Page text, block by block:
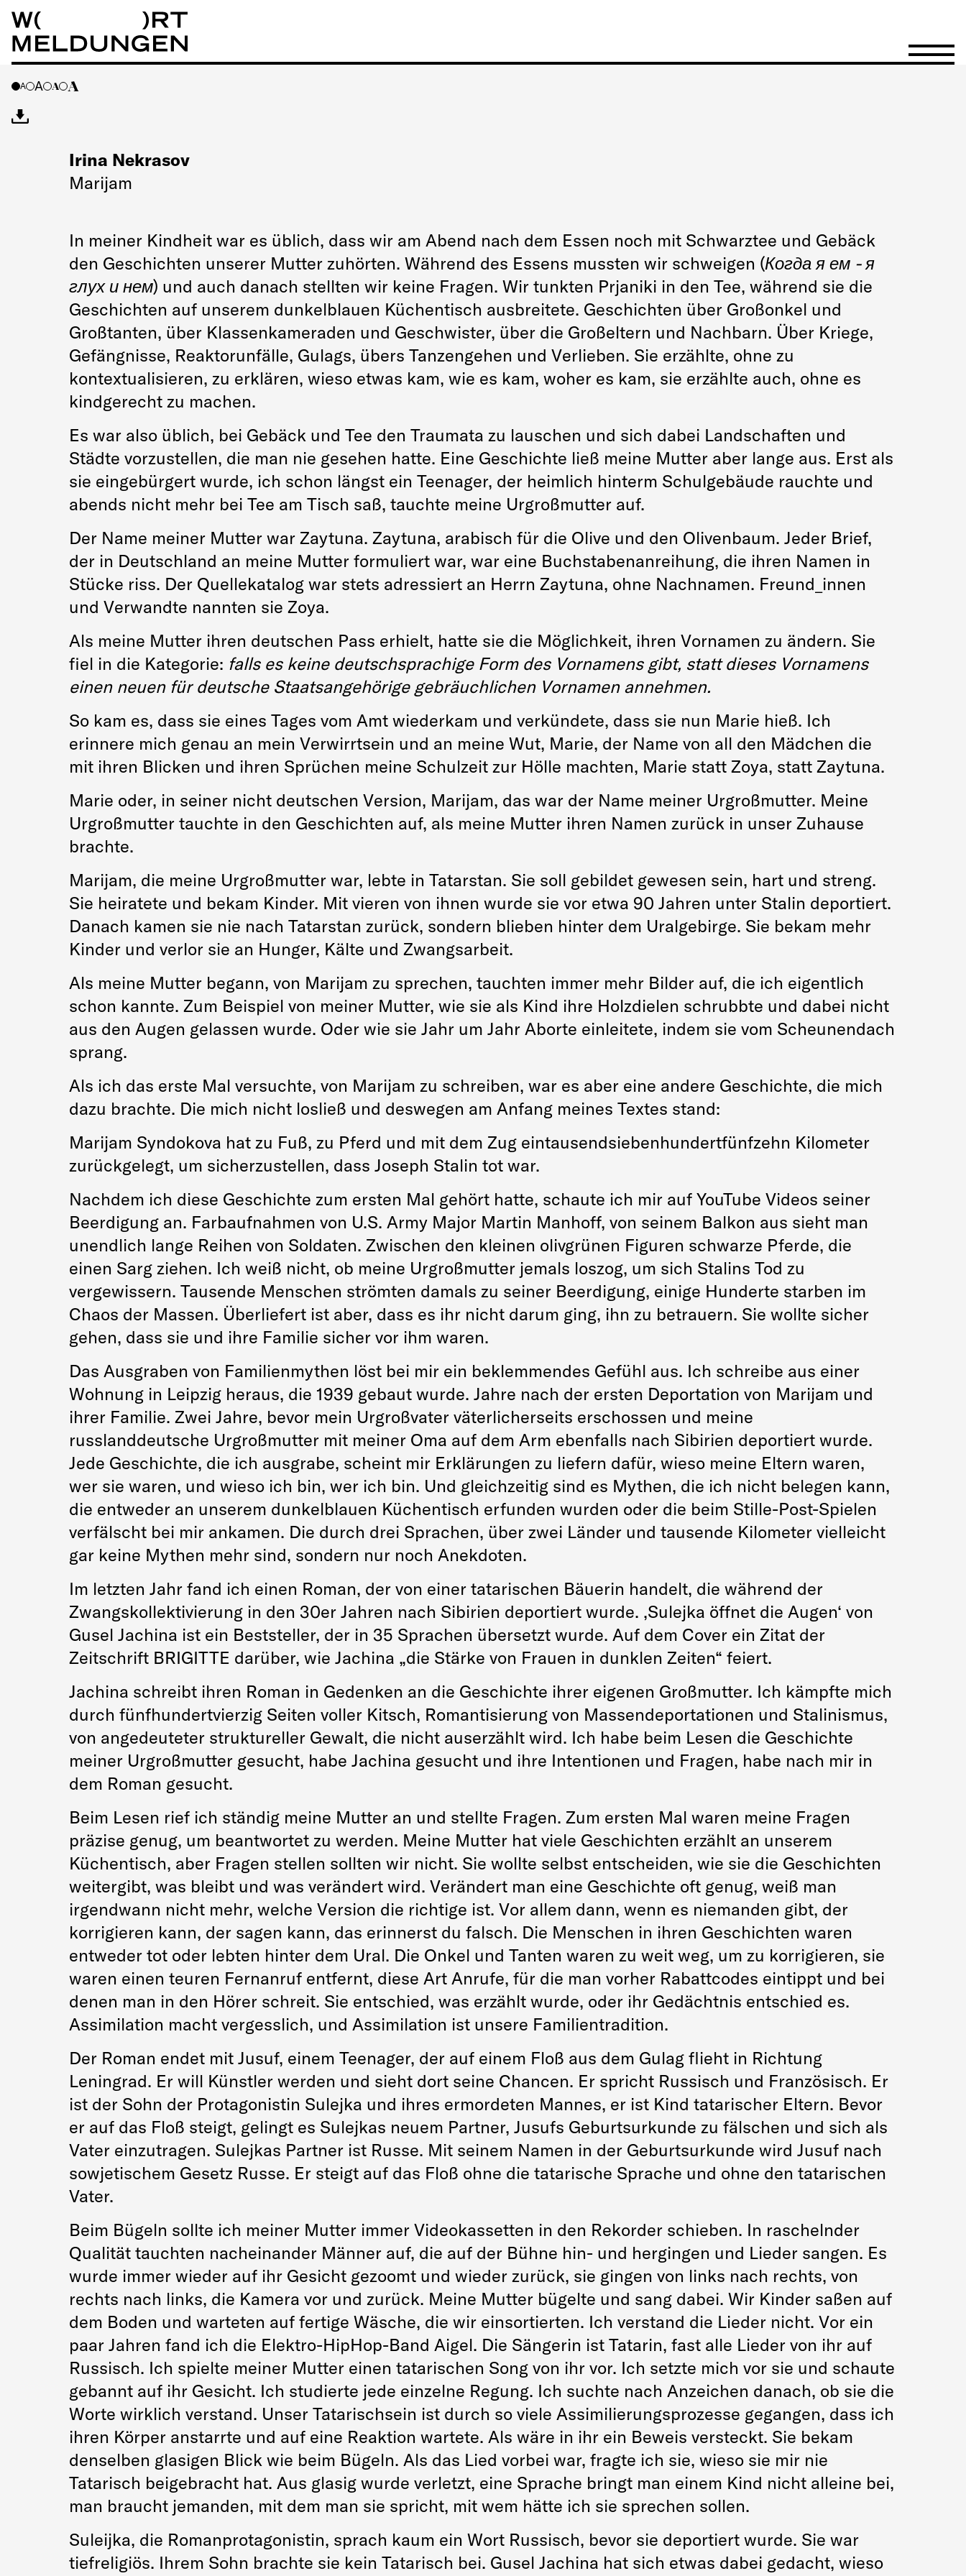
Wortmeldungen
A A A A
Irina Nekrasov
Marijam
In meiner Kindheit war es üblich, dass wir am Abend nach dem Essen noch mit Schwarztee und Gebäck
den Geschichten unserer Mutter zuhörten. Während des Essens mussten wir schweigen (Когда я ем - я
глух и нем) und auch danach stellten wir keine Fragen. Wir tunkten Prjaniki in den Tee, während sie die
Geschichten auf unserem dunkelblauen Küchentisch ausbreitete. Geschichten über Großonkel und
Großtanten, über Klassenkameraden und Geschwister, über die Großeltern und Nachbarn. Über Kriege,
Gefängnisse, Reaktorunfälle, Gulags, übers Tanzengehen und Verlieben. Sie erzählte, ohne zu
kontextualisieren, zu erklären, wieso etwas kam, wie es kam, woher es kam, sie erzählte auch, ohne es
kindgerecht zu machen.
Es war also üblich, bei Gebäck und Tee den Traumata zu lauschen und sich dabei Landschaften und
Städte vorzustellen, die man nie gesehen hatte. Eine Geschichte ließ meine Mutter aber lange aus. Erst als
sie eingebürgert wurde, ich schon längst ein Teenager, der heimlich hinterm Schulgebäude rauchte und
abends nicht mehr bei Tee am Tisch saß, tauchte meine Urgroßmutter auf.
Der Name meiner Mutter war Zaytuna. Zaytuna, arabisch für die Olive und den Olivenbaum. Jeder Brief,
der in Deutschland an meine Mutter formuliert war, war eine Buchstabenanreihung, die ihren Namen in
Stücke riss. Der Quellekatalog war stets adressiert an Herrn Zaytuna, ohne Nachnamen. Freund_innen
und Verwandte nannten sie Zoya.
Als meine Mutter ihren deutschen Pass erhielt, hatte sie die Möglichkeit, ihren Vornamen zu ändern. Sie
fiel in die Kategorie: falls es keine deutschsprachige Form des Vornamens gibt, statt dieses Vornamens
einen neuen für deutsche Staatsangehörige gebräuchlichen Vornamen annehmen.
So kam es, dass sie eines Tages vom Amt wiederkam und verkündete, dass sie nun Marie hieß. Ich
erinnere mich genau an mein Verwirrtsein und an meine Wut, Marie, der Name von all den Mädchen die
mit ihren Blicken und ihren Sprüchen meine Schulzeit zur Hölle machten, Marie statt Zoya, statt Zaytuna.
Marie oder, in seiner nicht deutschen Version, Marijam, das war der Name meiner Urgroßmutter. Meine
Urgroßmutter tauchte in den Geschichten auf, als meine Mutter ihren Namen zurück in unser Zuhause
brachte.
Marijam, die meine Urgroßmutter war, lebte in Tatarstan. Sie soll gebildet gewesen sein, hart und streng.
Sie heiratete und bekam Kinder. Mit vieren von ihnen wurde sie vor etwa 90 Jahren unter Stalin deportiert.
Danach kamen sie nie nach Tatarstan zurück, sondern blieben hinter dem Uralgebirge. Sie bekam mehr
Kinder und verlor sie an Hunger, Kälte und Zwangsarbeit.
Als meine Mutter begann, von Marijam zu sprechen, tauchten immer mehr Bilder auf, die ich eigentlich
schon kannte. Zum Beispiel von meiner Mutter, wie sie als Kind ihre Holzdielen schrubbte und dabei nicht
aus den Augen gelassen wurde. Oder wie sie Jahr um Jahr Aborte einleitete, indem sie vom Scheunendach
sprang.
Als ich das erste Mal versuchte, von Marijam zu schreiben, war es aber eine andere Geschichte, die mich
dazu brachte. Die mich nicht losließ und deswegen am Anfang meines Textes stand:
Marijam Syndokova hat zu Fuß, zu Pferd und mit dem Zug eintausendsiebenhundertfünfzehn Kilometer
zurückgelegt, um sicherzustellen, dass Joseph Stalin tot war.
Nachdem ich diese Geschichte zum ersten Mal gehört hatte, schaute ich mir auf YouTube Videos seiner
Beerdigung an. Farbaufnahmen von U.S. Army Major Martin Manhoff, von seinem Balkon aus sieht man
unendlich lange Reihen von Soldaten. Zwischen den kleinen olivgrünen Figuren schwarze Pferde, die
einen Sarg ziehen. Ich weiß nicht, ob meine Urgroßmutter jemals loszog, um sich Stalins Tod zu
vergewissern. Tausende Menschen strömten damals zu seiner Beerdigung, einige Hunderte starben im
Chaos der Massen. Überliefert ist aber, dass es ihr nicht darum ging, ihn zu betrauern. Sie wollte sicher
gehen, dass sie und ihre Familie sicher vor ihm waren.
Das Ausgraben von Familienmythen löst bei mir ein beklemmendes Gefühl aus. Ich schreibe aus einer
Wohnung in Leipzig heraus, die 1939 gebaut wurde. Jahre nach der ersten Deportation von Marijam und
ihrer Familie. Zwei Jahre, bevor mein Urgroßvater väterlicherseits erschossen und meine
russlanddeutsche Urgroßmutter mit meiner Oma auf dem Arm ebenfalls nach Sibirien deportiert wurde.
Jede Geschichte, die ich ausgrabe, scheint mir Erklärungen zu liefern dafür, wieso meine Eltern waren,
wer sie waren, und wieso ich bin, wer ich bin. Und gleichzeitig sind es Mythen, die ich nicht belegen kann,
die entweder an unserem dunkelblauen Küchentisch erfunden wurden oder die beim Stille-Post-Spielen
verfälscht bei mir ankamen. Die durch drei Sprachen, über zwei Länder und tausende Kilometer vielleicht
gar keine Mythen mehr sind, sondern nur noch Anekdoten.
Im letzten Jahr fand ich einen Roman, der von einer tatarischen Bäuerin handelt, die während der
Zwangskollektivierung in den 30er Jahren nach Sibirien deportiert wurde. ‚Sulejka öffnet die Augen‘ von
Gusel Jachina ist ein Beststeller, der in 35 Sprachen übersetzt wurde. Auf dem Cover ein Zitat der
Zeitschrift BRIGITTE darüber, wie Jachina „die Stärke von Frauen in dunklen Zeiten“ feiert.
Jachina schreibt ihren Roman in Gedenken an die Geschichte ihrer eigenen Großmutter. Ich kämpfte mich
durch fünfhundertvierzig Seiten voller Kitsch, Romantisierung von Massendeportationen und Stalinismus,
von angedeuteter struktureller Gewalt, die nicht auserzählt wird. Ich habe beim Lesen die Geschichte
meiner Urgroßmutter gesucht, habe Jachina gesucht und ihre Intentionen und Fragen, habe nach mir in
dem Roman gesucht.
Beim Lesen rief ich ständig meine Mutter an und stellte Fragen. Zum ersten Mal waren meine Fragen
präzise genug, um beantwortet zu werden. Meine Mutter hat viele Geschichten erzählt an unserem
Küchentisch, aber Fragen stellen sollten wir nicht. Sie wollte selbst entscheiden, wie sie die Geschichten
weitergibt, was bleibt und was verändert wird. Verändert man eine Geschichte oft genug, weiß man
irgendwann nicht mehr, welche Version die richtige ist. Vor allem dann, wenn es niemanden gibt, der
korrigieren kann, der sagen kann, das erinnerst du falsch. Die Menschen in ihren Geschichten waren
entweder tot oder lebten hinter dem Ural. Die Onkel und Tanten waren zu weit weg, um zu korrigieren, sie
waren einen teuren Fernanruf entfernt, diese Art Anrufe, für die man vorher Rabattcodes eintippt und bei
denen man in den Hörer schreit. Sie entschied, was erzählt wurde, oder ihr Gedächtnis entschied es.
Assimilation macht vergesslich, und Assimilation ist unsere Familientradition.
Der Roman endet mit Jusuf, einem Teenager, der auf einem Floß aus dem Gulag flieht in Richtung
Leningrad. Er will Künstler werden und sieht dort seine Chancen. Er spricht Russisch und Französisch. Er
ist der Sohn der Protagonistin Sulejka und ihres ermordeten Mannes, er ist Kind tatarischer Eltern. Bevor
er auf das Floß steigt, gelingt es Sulejkas neuem Partner, Jusufs Geburtsurkunde zu fälschen und sich als
Vater einzutragen. Sulejkas Partner ist Russe. Mit seinem Namen in der Geburtsurkunde wird Jusuf nach
sowjetischem Gesetz Russe. Er steigt auf das Floß ohne die tatarische Sprache und ohne den tatarischen
Vater.
Beim Bügeln sollte ich meiner Mutter immer Videokassetten in den Rekorder schieben. In raschelnder
Qualität tauchten nacheinander Männer auf, die auf der Bühne hin- und hergingen und Lieder sangen. Es
wurde immer wieder auf ihr Gesicht gezoomt und wieder zurück, sie gingen von links nach rechts, von
rechts nach links, die Kamera vor und zurück. Meine Mutter bügelte und sang dabei. Wir Kinder saßen auf
dem Boden und warteten auf fertige Wäsche, die wir einsortierten. Ich verstand die Lieder nicht. Vor ein
paar Jahren fand ich die Elektro-HipHop-Band Aigel. Die Sängerin ist Tatarin, fast alle Lieder von ihr auf
Russisch. Ich spielte meiner Mutter einen tatarischen Song von ihr vor. Ich setzte mich vor sie und schaute
gebannt auf ihr Gesicht. Ich studierte jede einzelne Regung. Ich suchte nach Anzeichen danach, ob sie die
Worte wirklich verstand. Unser Tatarischsein ist durch so viele Assimilierungsprozesse gegangen, dass ich
ihren Körper anstarrte und auf eine Reaktion wartete. Als wäre in ihr ein Beweis versteckt. Sie bekam
denselben glasigen Blick wie beim Bügeln. Als das Lied vorbei war, fragte ich sie, wieso sie mir nie
Tatarisch beigebracht hat. Aus glasig wurde verletzt, eine Sprache bringt man einem Kind nicht alleine bei,
man braucht jemanden, mit dem man sie spricht, mit wem hätte ich sie sprechen sollen.
Suleijka, die Romanprotagonistin, sprach kaum ein Wort Russisch, bevor sie deportiert wurde. Sie war
tiefreligiös. Ihrem Sohn brachte sie kein Tatarisch bei. Gusel Jachina hat sich etwas dabei gedacht, wieso